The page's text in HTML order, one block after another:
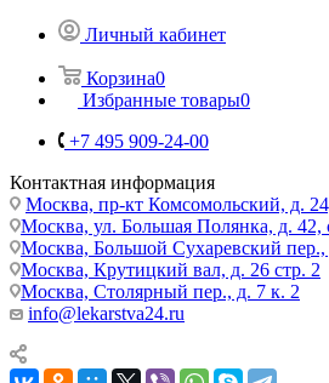
Личный кабинет
Корзина0
Избранные товары0
+7 495 909-24-00
Контактная информация
Москва, пр-кт Комсомольский, д.
Москва, ул. Большая Полянка, д. 42,
Москва, Большой Сухаревский пер.,
Москва, Крутицкий вал, д. 26 стр. 2
Москва, Столярный пер., д. 7 к. 2
info@lekarstva24.ru